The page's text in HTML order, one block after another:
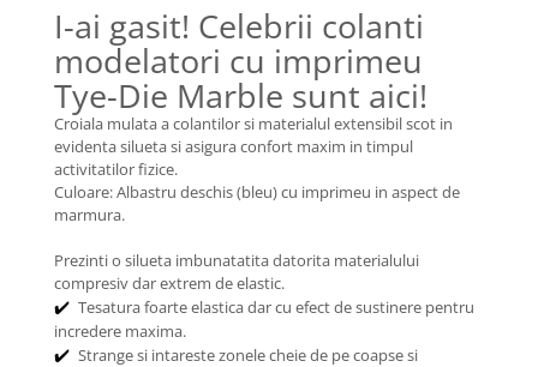
I-ai gasit! Celebrii colanti
modelatori cu imprimeu
Tye-Die Marble sunt aici!
Croiala mulata a colantilor si materialul extensibil scot in
evidenta silueta si asigura confort maxim in timpul
activitatilor fizice.
Culoare: Albastru deschis (bleu) cu imprimeu in aspect de
marmura.
Prezinti o silueta imbunatatita datorita materialului
compresiv dar extrem de elastic.
✔️ Tesatura foarte elastica dar cu efect de sustinere pentru
incredere maxima.
✔️ Strange si intareste zonele cheie de pe coapse si